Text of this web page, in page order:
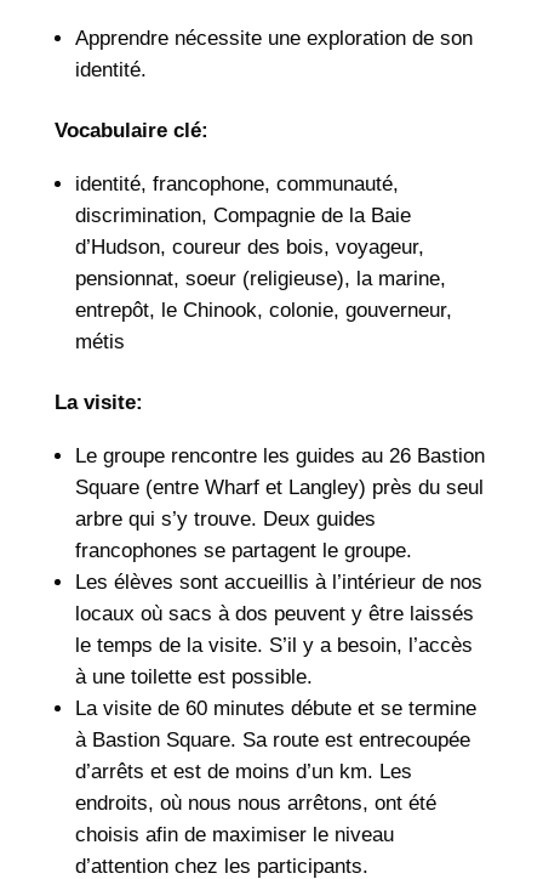
Apprendre nécessite une exploration de son
identité.
Vocabulaire clé:
identité, francophone, communauté,
discrimination, Compagnie de la Baie
d’Hudson, coureur des bois, voyageur,
pensionnat, soeur (religieuse), la marine,
entrepôt, le Chinook, colonie, gouverneur,
métis
La visite:
Le groupe rencontre les guides au 26 Bastion
Square (entre Wharf et Langley) près du seul
arbre qui s’y trouve. Deux guides
francophones se partagent le groupe.
Les élèves sont accueillis à l’intérieur de nos
locaux où sacs à dos peuvent y être laissés
le temps de la visite. S’il y a besoin, l’accès
à une toilette est possible.
La visite de 60 minutes débute et se termine
à Bastion Square. Sa route est entrecoupée
d’arrêts et est de moins d’un km. Les
endroits, où nous nous arrêtons, ont été
choisis afin de maximiser le niveau
d’attention chez les participants.